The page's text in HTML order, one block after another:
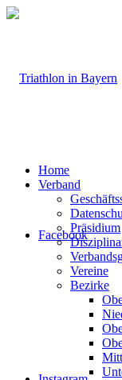
Facebook
Home
Verband
Präsidium
Vereine
Bezirke